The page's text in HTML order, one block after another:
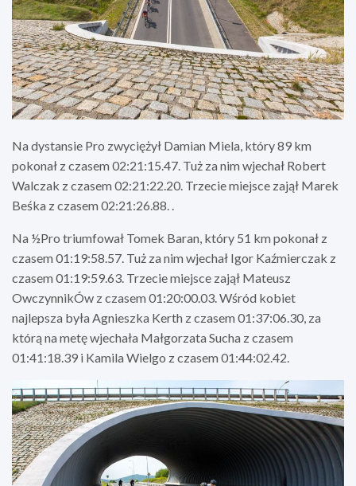
Na dystansie Pro zwyciężył Damian Miela, który 89 km
pokonał z czasem 02:21:15.47. Tuż za nim wjechał Robert
Walczak z czasem 02:21:22.20. Trzecie miejsce zajął Marek
Beśka z czasem 02:21:26.88. .
Na ½Pro triumfował Tomek Baran, który 51 km pokonał z
czasem 01:19:58.57. Tuż za nim wjechał Igor Kaźmierczak z
czasem 01:19:59.63. Trzecie miejsce zajął Mateusz
OwczynnikÓw z czasem 01:20:00.03. Wśród kobiet
najlepsza była Agnieszka Kerth z czasem 01:37:06.30, za
którą na metę wjechała Małgorzata Sucha z czasem
01:41:18.39 i Kamila Wielgo z czasem 01:44:02.42.